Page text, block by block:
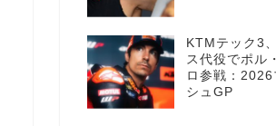
KTMテック3
ス代役でポル
ロ参戦：2026
シュGP